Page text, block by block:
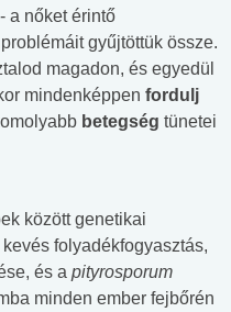
a nőket érintő
gyűjtöttük össze.
magadon, és egyedül
mindenképpen fordulj
betegség tünetei
között genetikai
folyadékfogyasztás,
és a pityrosporum
minden ember fejbőrén